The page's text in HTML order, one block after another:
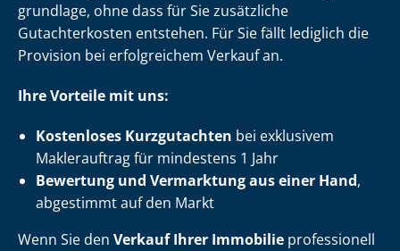
grund­la­ge, ohne dass für Sie zusätzliche
Gutachterkosten entstehen. Für Sie fällt lediglich die
Provision bei erfolgreichem Verkauf an.
Ihre Vorteile mit uns:
Kostenloses Kurzgutachten bei exklusivem
Maklerauftrag für mindestens 1 Jahr
Bewertung und Vermarktung aus einer Hand,
abgestimmt auf den Markt
Wenn Sie den Verkauf Ihrer Immobilie professionell